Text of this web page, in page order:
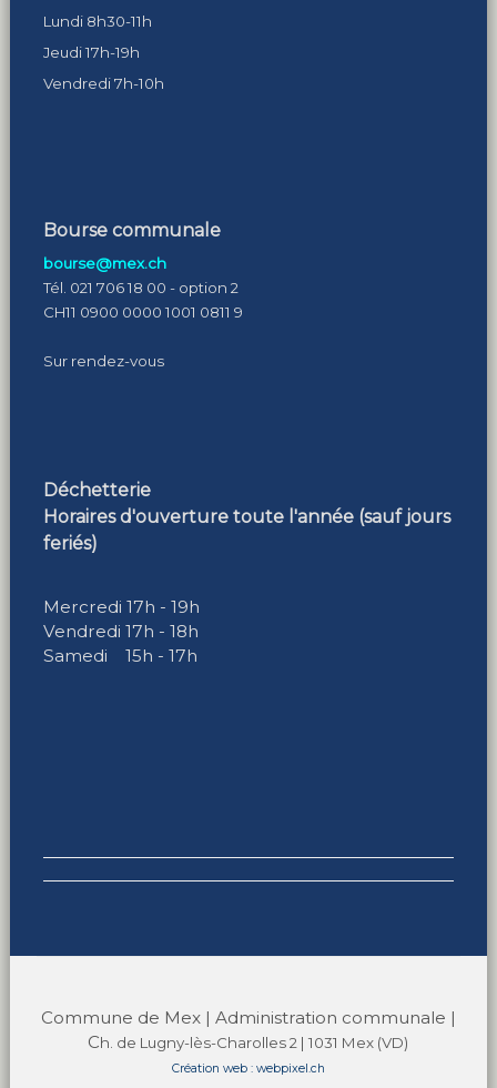
Lundi 8h30-11h
Jeudi 17h-19h
Vendredi 7h-10h
Bourse communale
bourse@mex.ch
Tél. 021 706 18 00 - option 2
CH11 0900 0000 1001 0811 9
Sur rendez-vous
Déchetterie
Horaires d'ouverture toute l'année (sauf jours
feriés)
Mercredi 17h - 19h
Vendredi 17h - 18h
Samedi 15h - 17h
Commune de Mex | Administration communale |
Ch. de Lugny-lès-Charolles 2 | 1031 Mex (VD)
Création web : webpixel.ch